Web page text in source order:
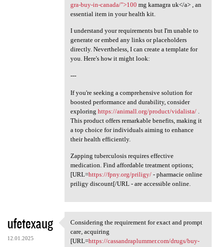
gra-buy-in-canada/">100 mg kamagra uk</a> , an
essential item in your health kit.
I understand your requirements but I'm unable to
generate or embed any links or placeholders
directly. Nevertheless, I can create a template for
you. Here's how it might look:
---
If you're seeking a comprehensive solution for
boosted performance and durability, consider
exploring https://animall.org/product/vidalista/.
This product offers remarkable benefits, making it
a top choice for individuals aiming to enhance
their health efficiently.
Zapping tuberculosis requires effective
medication. Find affordable treatment options;
[URL=https://fpny.org/priligy/- pharmacie online
priligy discount[/URL - are accessible online.
ufetexaug
12.01.2025
Considering the requirement
Considering the requirement for exact and prompt
care, acquiring
[URL=https://cassandraplummer.com/drugs/buy-